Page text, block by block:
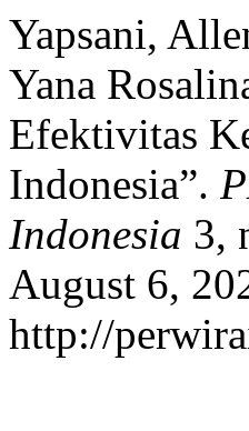
Yapsani,
Yana
Efektivitas
Indonesia”.
Indonesia 3,
August 6,
http://